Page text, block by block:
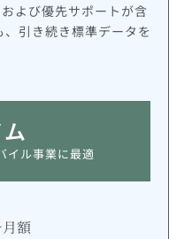
よび優先サポートが含
引き続き標準データを
イル事業に最適
月額